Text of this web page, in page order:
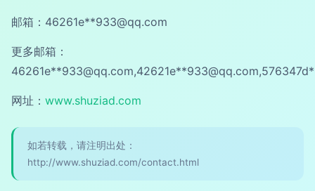
邮箱：46261e**933@qq.com
更多邮箱：
46261e**933@qq.com,42621e**933@qq.com
网址： www.shuziad.com
如若转载，请注明出处：
http://www.shuziad.com/contact.html